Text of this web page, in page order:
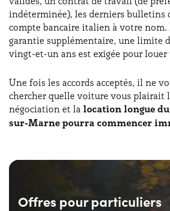
indéterminée), les derniers bulletins
compte bancaire italien à votre nom.
garantie supplémentaire, une limite
vingt-et-un ans est exigée pour
Une fois les accords acceptés, il ne
chercher quelle voiture vous plairait
négociation et la location longue
sur-Marne pourra commencer
Offres pour particuliers